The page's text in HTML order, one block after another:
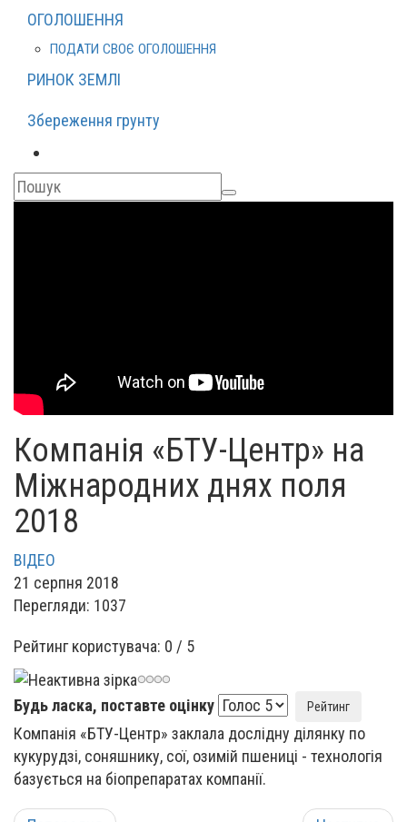
ОГОЛОШЕННЯ
ПОДАТИ СВОЄ ОГОЛОШЕННЯ
РИНОК ЗЕМЛІ
Збереження грунту
Компанія «БТУ-Центр» на
Міжнародних днях поля
2018
ВІДЕО
21 серпня 2018
Перегляди: 1037
Рейтинг користувача: 0 / 5
Будь ласка, поставте оцінку
Компанія «БТУ-Центр» заклала дослідну ділянку по
кукурудзі, соняшнику, сої, озимій пшениці - технологія
базується на біопрепаратах компанії.